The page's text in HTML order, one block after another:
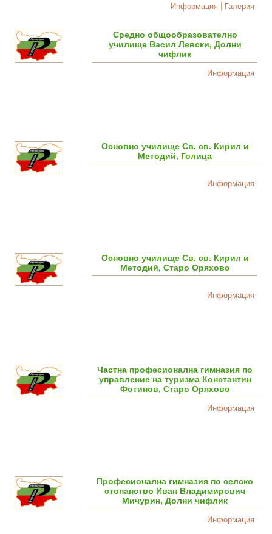
Информация
Галерия
Средно общообразователно
училище Васил Левски, Долни
чифлик
Информация
Основно училище Св. св. Кирил и
Методий, Голица
Информация
Основно училище Св. св. Кирил и
Методий, Старо Оряхово
Информация
Частна професионална гимназия по
управление на туризма Константин
Фотинов, Старо Оряхово
Информация
Професионална гимназия по селско
стопанствo Иван Владимирович
Мичурин, Долни чифлик
Информация